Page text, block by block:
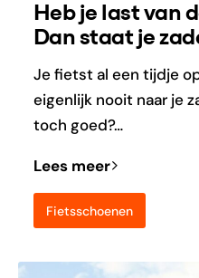
Heb je last van
Dan staat je
Je fietst al een tijdje
eigenlijk nooit naar je
toch goed?…
Lees meer
Fietsschoenen